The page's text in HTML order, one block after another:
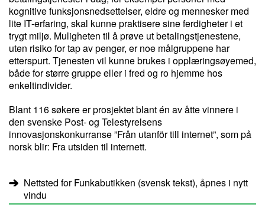
kognitive funksjonsnedsettelser, eldre og mennesker med
lite IT-erfaring, skal kunne praktisere sine ferdigheter i et
trygt miljø. Muligheten til å prøve ut betalingstjenestene,
uten risiko for tap av penger, er noe målgruppene har
etterspurt. Tjenesten vil kunne brukes i opplæringsøyemed,
både for større gruppe eller i fred og ro hjemme hos
enkeltindivider.
Blant 116 søkere er prosjektet blant én av åtte vinnere i
den svenske Post- og Telestyrelsens
innovasjonskonkurranse ”Från utanför till internet”, som på
norsk blir: Fra utsiden til internett.
Nettsted for Funkabutikken (svensk tekst), åpnes i nytt
vindu